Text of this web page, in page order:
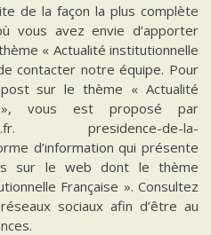
de la façon la plus complète
vous avez envie d’apporter
« Actualité institutionnelle
contacter notre équipe. Pour
sur le thème « Actualité
», vous est proposé par
presidence-de-la-
d’information qui présente
sur le web dont le thème
Française ». Consultez
sociaux afin d’être au